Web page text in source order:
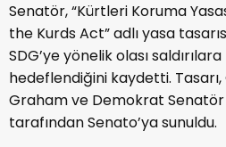
Senatör, “Kürtleri Koruma
the Kurds Act” adlı yasa
SDG’ye yönelik olası saldırılara
hedeflendiğini kaydetti.
Graham ve Demokrat Senatör
tarafından Senato’ya sunuldu.